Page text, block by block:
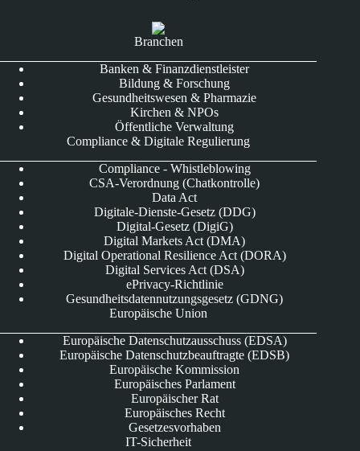
Branchen
Banken & Finanzdienstleister
Bildung & Forschung
Gesundheitswesen & Pharmazie
Kirchen & NPOs
Öffentliche Verwaltung
Compliance & Digitale Regulierung
Compliance - Whistleblowing
CSA-Verordnung (Chatkontrolle)
Data Act
Digitale-Dienste-Gesetz (DDG)
Digital-Gesetz (DigiG)
Digital Markets Act (DMA)
Digital Operational Resilience Act (DORA)
Digital Services Act (DSA)
ePrivacy-Richtlinie
Gesundheitsdatennutzungsgesetz (GDNG)
Europäische Union
Europäische Datenschutzausschuss (EDSA)
Europäische Datenschutzbeauftragte (EDSB)
Europäische Kommission
Europäisches Parlament
Europäischer Rat
Europäisches Recht
Gesetzesvorhaben
IT-Sicherheit